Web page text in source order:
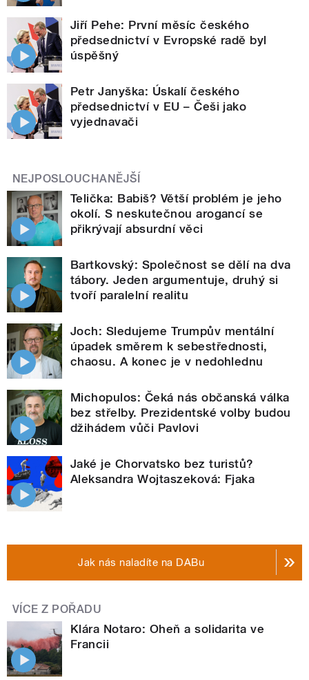
Jiří Pehe: První měsíc českého
předsednictví v Evropské radě byl
úspěšný
Petr Janyška: Úskalí českého
předsednictví v EU – Češi jako
vyjednavači
NEJPOSLOUCHANĚJŠÍ
Telička: Babiš? Větší problém je jeho
okolí. S neskutečnou arogancí se
přikrývají absurdní věci
Bartkovský: Společnost se dělí na dva
tábory. Jeden argumentuje, druhý si
tvoří paralelní realitu
Joch: Sledujeme Trumpův mentální
úpadek směrem k sebestřednosti,
chaosu. A konec je v nedohlednu
Michopulos: Čeká nás občanská válka
bez střelby. Prezidentské volby budou
džihádem vůči Pavlovi
Jaké je Chorvatsko bez turistů?
Aleksandra Wojtaszeková: Fjaka
Jak nás naladíte na DABu
VÍCE Z POŘADU
Klára Notaro: Oheň a solidarita ve
Francii